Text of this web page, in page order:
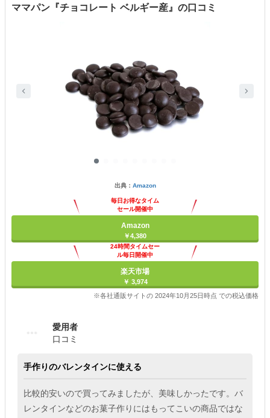
ママパン『チョコレート ベルギー産』の口コミ
出典： Amazon
毎日お得なタイム
セール開催中
Amazon
￥4,380
24時間タイムセー
ル毎日開催中
楽天市場
￥ 3,974
※各社通販サイトの 2024年10月25日時点 での税込価格
愛用者
口コミ
手作りのバレンタインに使える
比較的安いので買ってみましたが、美味しかったです。バ
レンタインなどのお菓子作りにはもってこいの商品ではな